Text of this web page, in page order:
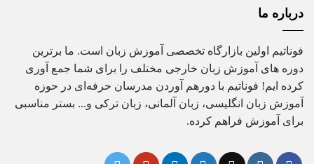
درباره ما
فوناتیم اولین بازارگاه تخصصی آموزش زبان است. ما برترین
دوره های آموزش زبان خارجی مختلف را برای شما جمع آوری
کرده ایم! فوناتیم با دورهم آوردن مدرسان حرفه‌ای در حوزه
آموزش زبان انگلیسی، زبان آلمانی، زبان ترکی و... بستر مناسبی
برای آموزش فراهم کرده.